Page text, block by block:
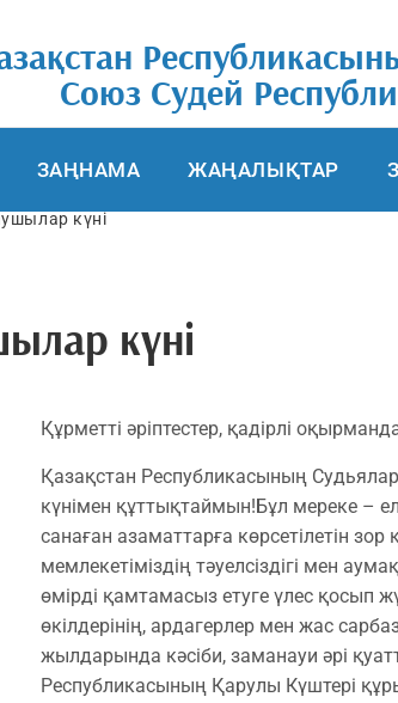
Союз Cудей
ЗАҢНАМА ЖАҢАЛЫҚТАР
күні
күні
Құрметті әріптестер, қадірлі
​Қазақстан Республикасының
күнімен құттықтаймын! ​Бұл мереке –
санаған азаматтарға көрсетілетін
мемлекетіміздің тәуелсіздігі мен
өмірді қамтамасыз етуге үлес қосып
өкілдерінің, ардагерлер мен жас
жылдарында кәсіби, заманауи әрі
Республикасының Қарулы Күштері